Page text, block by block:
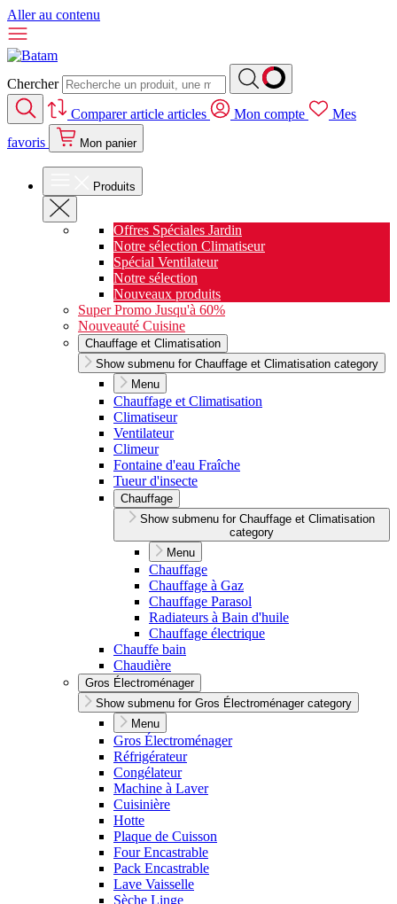
Aller au contenu
Chercher
Comparerarticle articles Mon compte
Mes
favoris
Mon panier
Produits
Offres Spéciales Jardin
Notre sélection Climatiseur
Spécial Ventilateur
Notre sélection
Nouveaux produits
Super Promo Jusqu'à 60%
Nouveauté Cuisine
Chauffage et Climatisation
Show submenu for Chauffage et Climatisation category
Menu
Chauffage et Climatisation
Climatiseur
Ventilateur
Climeur
Fontaine d'eau Fraîche
Tueur d'insecte
Chauffage
Show submenu for Chauffage et Climatisation
category
Menu
Chauffage
Chauffage à Gaz
Chauffage Parasol
Radiateurs à Bain d'huile
Chauffage électrique
Chauffe bain
Chaudière
Gros Électroménager
Show submenu for Gros Électroménager category
Menu
Gros Électroménager
Réfrigérateur
Congélateur
Machine à Laver
Cuisinière
Hotte
Plaque de Cuisson
Four Encastrable
Pack Encastrable
Lave Vaisselle
Sèche Linge